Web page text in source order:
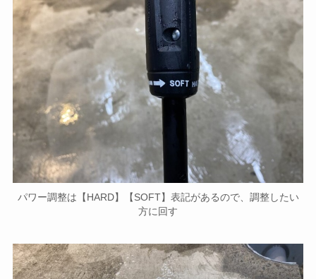
パワー調整は【HARD】【SOFT】表記があるので、調整したい
方に回す